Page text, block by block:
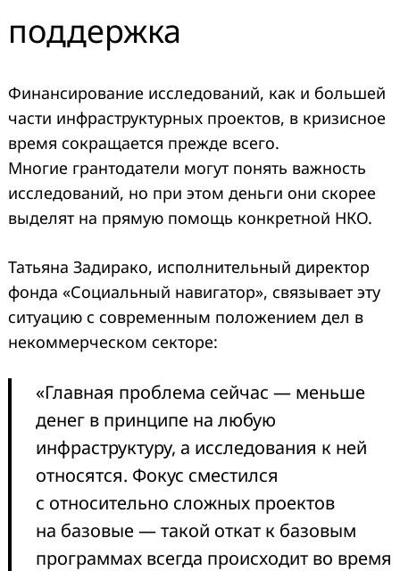
поддержка
Финансирование исследований, как и большей
части инфраструктурных проектов, в кризисное
время сокращается прежде всего.
Многие грантодатели могут понять важность
исследований, но при этом деньги они скорее
выделят на прямую помощь конкретной НКО.
Татьяна Задирако, исполнительный директор
фонда «Социальный навигатор», связывает эту
ситуацию с современным положением дел в
некоммерческом секторе:
«Главная проблема сейчас — меньше
денег в принципе на любую
инфраструктуру, а исследования к ней
относятся. Фокус сместился
с относительно сложных проектов
на базовые — такой откат к базовым
программах всегда происходит во время